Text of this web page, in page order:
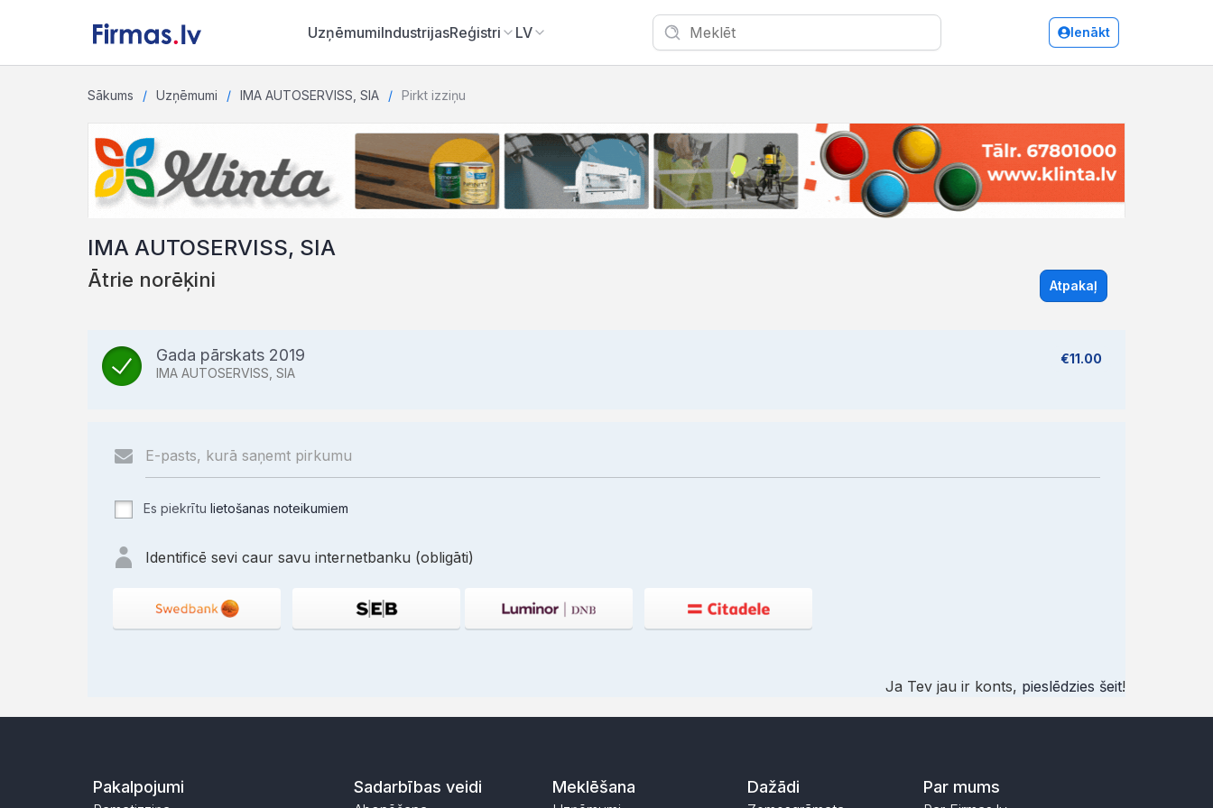
UzņēmumiIndustrijasReģistri LV Ienākt
Sākums Uzņēmumi IMA AUTOSERVISS, SIA Pirkt izziņu
IMA AUTOSERVISS, SIA
Ātrie norēķini Atpakaļ
Gada pārskats 2019
IMA AUTOSERVISS, SIA
€11.00
Es piekrītu lietošanas noteikumiem
Identificē sevi caur savu internetbanku (obligāti)
Ja Tev jau ir konts, pieslēdzies šeit!
Pakalpojumi Sadarbības veidi Meklēšana Dažādi Par mums